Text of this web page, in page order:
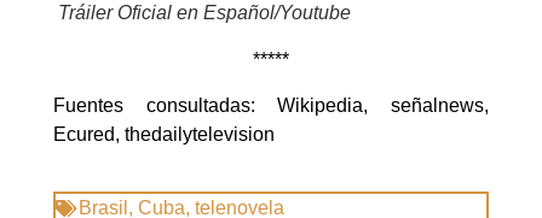
Tráiler Oficial en Español/Youtube
*****
Fuentes consultadas: Wikipedia, señalnews,
Ecured, thedailytelevision
Brasil , Cuba, telenovela